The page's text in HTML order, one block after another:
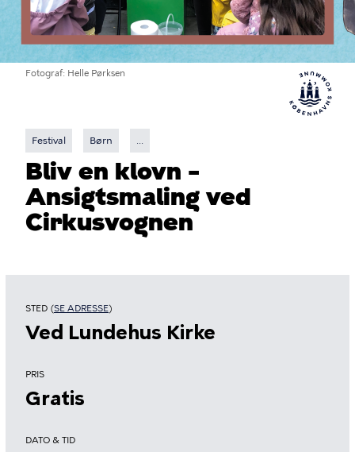
Fotograf Helle Pørksen
Festival Børn ...
Bliv en klovn –
Ansigtsmaling ved
Cirkusvognen
STED (SE ADRESSE)
Ved Lundehus Kirke
PRIS
Gratis
DATO & TID